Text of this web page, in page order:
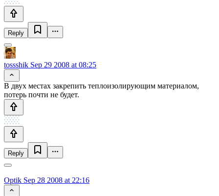
Reply
tossshik Sep 29 2008 at 08:25
В двух местах закрепить теплоизолирующим материалом,
потерь почти не будет.
Reply
Optik Sep 28 2008 at 22:16